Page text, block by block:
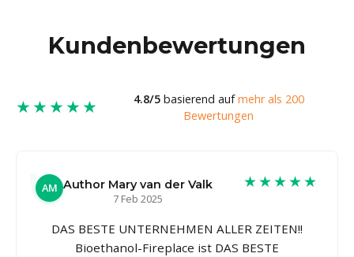
Kundenbewertungen
★★★★★ 4.8/5basierend aufmehr als 200
Bewertungen
AM Author Mary van der Valk
7 Feb 2025
★★★★★
DAS BESTE UNTERNEHMEN ALLER ZEITEN!!
Bioethanol-Fireplace ist DAS BESTE